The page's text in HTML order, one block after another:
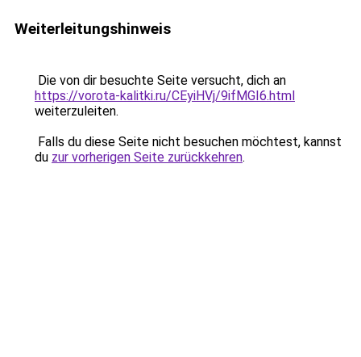
Weiterleitungshinweis
Die von dir besuchte Seite versucht, dich an
https://vorota-kalitki.ru/CEyiHVj/9ifMGI6.html
weiterzuleiten.
Falls du diese Seite nicht besuchen möchtest, kannst
du zur vorherigen Seite zurückkehren.